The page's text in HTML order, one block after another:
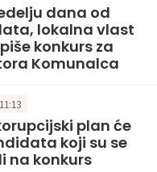
dana od
lokalna vlast
konkurs za
Komunalca
plan će
koji su se
na konkurs